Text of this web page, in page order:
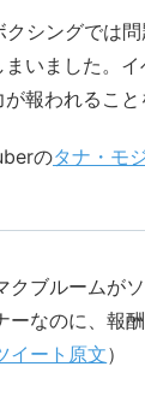
シングでは
いました。
報われること
のタナ・モ
クブルームが
ーなのに、報
イート原文）